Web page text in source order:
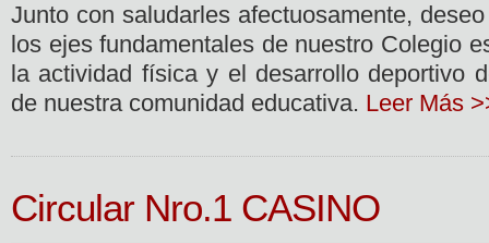
Junto con saludarles afectuosamente,
los ejes fundamentales de nuestro Colegio
la actividad física y el desarrollo deportivo
de nuestra comunidad educativa. Leer Más
Circular Nro.1 CASINO